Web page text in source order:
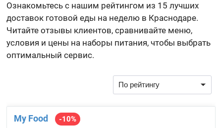
Ознакомьтесь с нашим рейтингом из 15 лучших
доставок готовой еды на неделю в Краснодаре.
Читайте отзывы клиентов, сравнивайте меню,
условия и цены на наборы питания, чтобы выбрать
оптимальный сервис.
My Food
-10%